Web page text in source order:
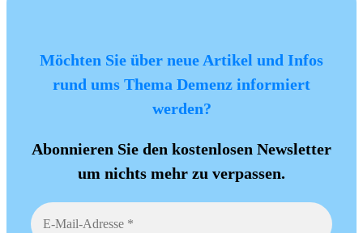
Möchten Sie über neue Artikel und Infos
rund ums Thema Demenz informiert
werden?
Abonnieren Sie den kostenlosen Newsletter
um nichts mehr zu verpassen.